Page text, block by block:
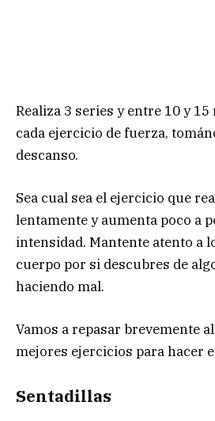
Realiza 3 series y entre 10 y
cada ejercicio de fuerza,
descanso.
Sea cual sea el ejercicio que
lentamente y aumenta poco a
intensidad. Mantente atento a
cuerpo por si descubres de
haciendo mal.
Vamos a repasar brevemente
mejores ejercicios para hacer
Sentadillas